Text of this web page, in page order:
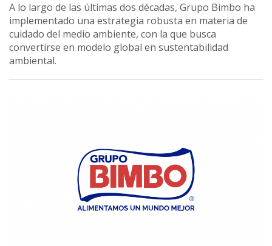
A lo largo de las últimas dos décadas, Grupo Bimbo ha
implementado una estrategia robusta en materia de
cuidado del medio ambiente, con la que busca
convertirse en modelo global en sustentabilidad
ambiental.